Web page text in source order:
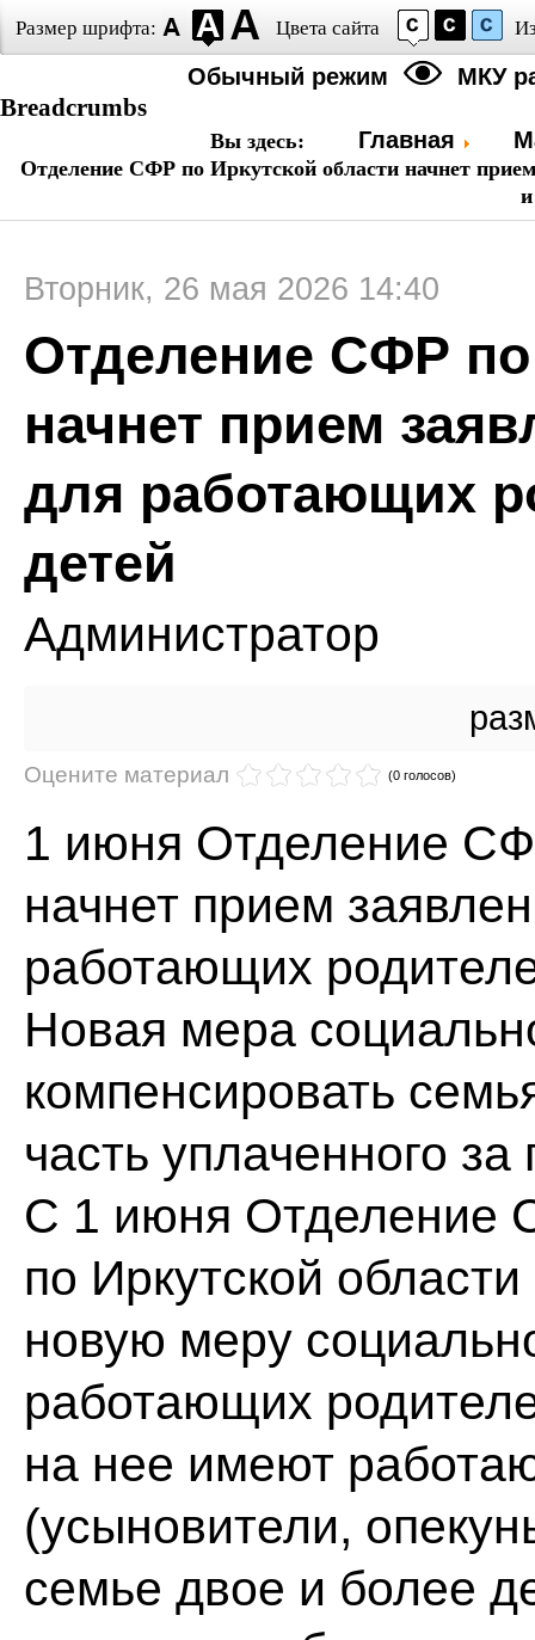
Размер шрифта: Цвета сайта
Обычный режим МКУ
Breadcrumbs
Вы здесь: Главная
Отделение СФР по Иркутской области начнет
Вторник, 26 мая 2026 14:40
Отделение СФР по
начнет прием
для работающих
детей
Администратор
Оцените материал (0 голосов)
1 июня Отделение
начнет прием
работающих
Новая мера
компенсировать
часть уплаченного
С 1 июня Отделение
по Иркутской
новую меру
работающих
на нее имеют
(усыновители,
семье двое и более